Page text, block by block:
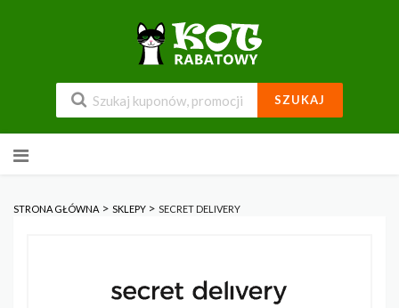
SZUKAJ
do
STRONA GŁÓWNA > SKLEPY > SECRET DELIVERY